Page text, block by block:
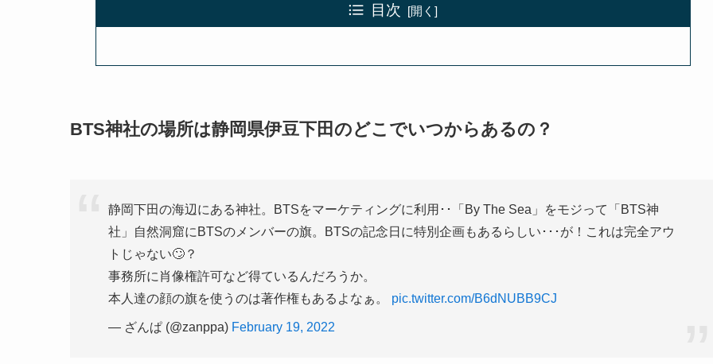
目次
BTS神社の場所は静岡県伊豆下田のどこでいつからあるの？
静岡下田の海辺にある神社。BTSをマーケティングに利用･･「By The Sea」をモジって「BTS神
社」自然洞窟にBTSのメンバーの旗。BTSの記念日に特別企画もあるらしい･･･が！これは完全アウ
トじゃない🙄？
事務所に肖像権許可など得ているんだろうか。
本人達の顔の旗を使うのは著作権もあるよなぁ。 pic.twitter.com/B6dNUBB9CJ
— ざんぱ (@zanppa) February 19, 2022